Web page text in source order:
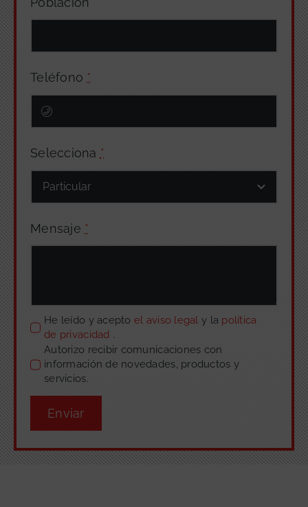
Teléfono *
Selecciona *
Mensaje *
He leído y acepto el aviso legaly la política
de privacidad .
Autorizo recibir comunicaciones con
información de novedades, productos y
servicios.
Enviar